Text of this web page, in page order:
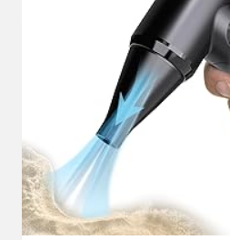
DUSTER-
110000RPM
SUPER
POWER
3-